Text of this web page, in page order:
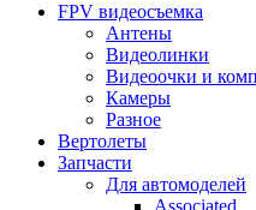
FPV видеосъемка
Антены
Видеолинки
Видеоочки и
Камеры
Разное
Вертолеты
Запчасти
Для автомоделей
Associated